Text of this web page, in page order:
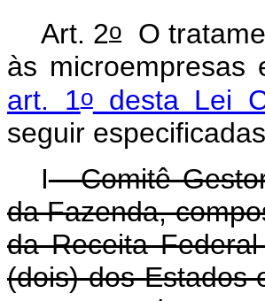
Art. 2oO
às
art. 1odesta Lei
seguir
I- Comitê
da Fazenda,
da Receita
(dois) dos Estados